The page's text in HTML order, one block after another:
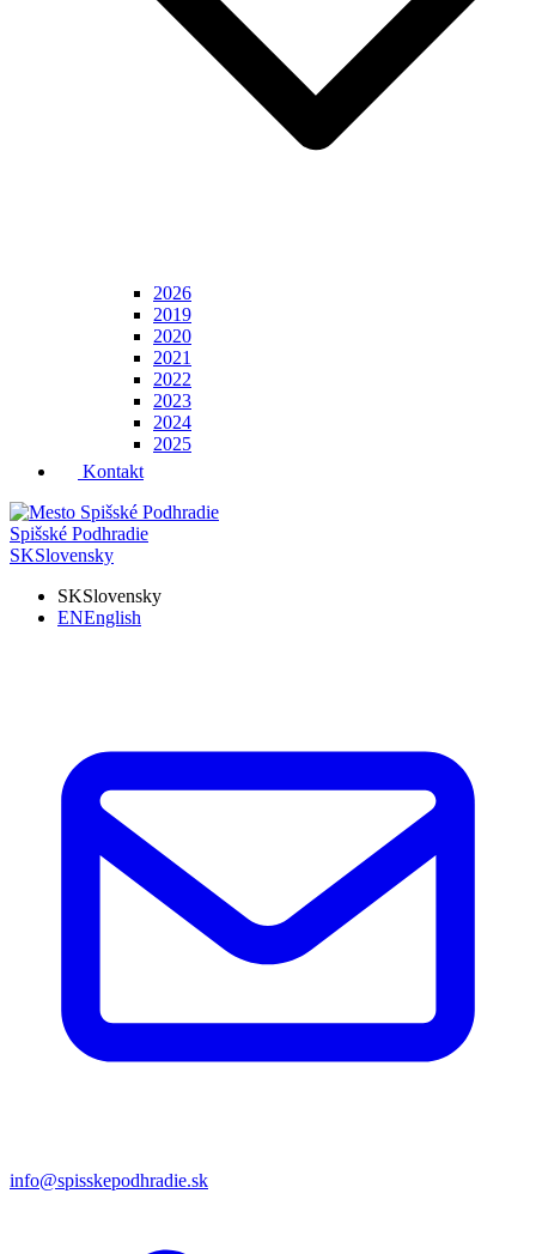
2026
2019
2020
2021
2022
2023
2024
2025
Kontakt
Spišské Podhradie
SKSlovensky
SKSlovensky
ENEnglish
info@spisskepodhradie.sk